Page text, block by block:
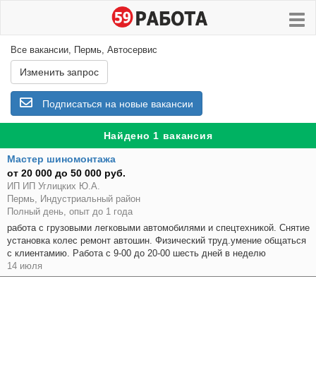
Все вакансии, Пермь, Автосервис
Изменить запрос
Подписаться на новые вакансии
Найдено 1 вакансия
Мастер шиномонтажа
от 20 000 до 50 000 руб.
ИП ИП Углицких Ю.А.
Пермь, Индустриальный район
Полный день, опыт до 1 года
работа с грузовыми легковыми автомобилями и спецтехникой. Снятие
установка колес ремонт автошин. Физический труд.умение общаться
с клиентамию. Работа с 9-00 до 20-00 шесть дней в неделю
14 июля